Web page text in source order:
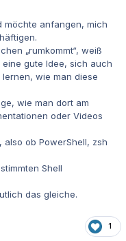
möchte anfangen, mich
„rumkommt“, weiß
gute Idee, sich auch
wie man diese
wie man dort am
oder Videos
also ob PowerShell, zsh
Shell
das gleiche.
1